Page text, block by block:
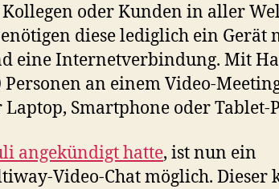
oder Kunden in aller
diese lediglich ein Gerät
eine Internetverbindung. Mit
an einem Video-
Smartphone oder Tablet-
angekündigt hatte, ist nun ein
Video-Chat möglich. Dieser